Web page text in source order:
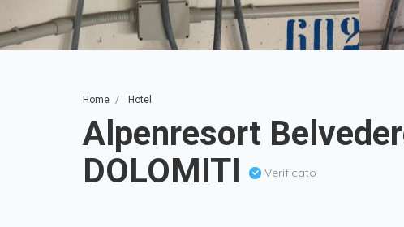
Home Hotel
Alpenresort
DOLOMITI
Verificato